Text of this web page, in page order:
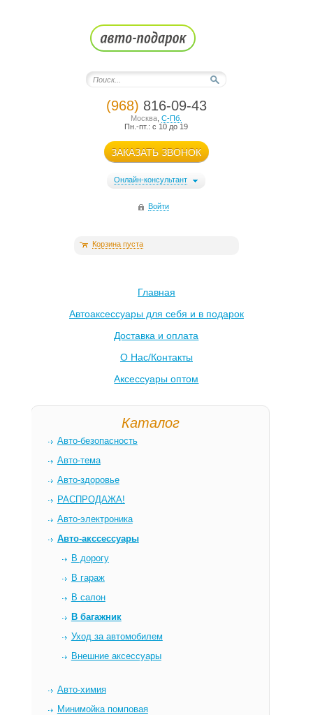
(968) 816-09-43
Москва ,С-Пб.
Пн.-пт.: с 10 до 19
ЗАКАЗАТЬ ЗВОНОК
Онлайн-консультант
Войти
Корзина пуста
Главная
Автоаксессуары для себя и в подарок
Доставка и оплата
О Нас/Контакты
Аксессуары оптом
Каталог
Авто-безопасность
Авто-тема
Авто-здоровье
РАСПРОДАЖА!
Авто-электроника
Авто-акссессуары
В дорогу
В гараж
В салон
В багажник
Уход за автомобилем
Внешние аксессуары
Авто-химия
Минимойка помповая